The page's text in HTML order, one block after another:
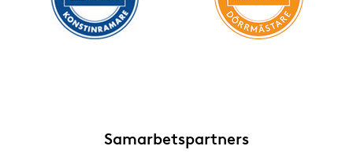
Plast
Smarta glasSamarbetspartners